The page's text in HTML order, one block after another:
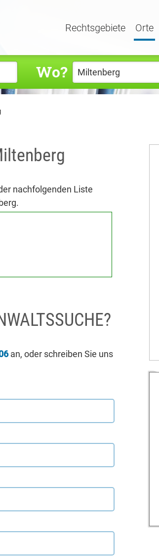
Rechtsgebiete Orte
Wo?
nachfolgenden Liste
an, oder schreiben Sie uns